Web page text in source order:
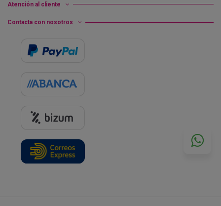
Atención al cliente
Contacta con nosotros